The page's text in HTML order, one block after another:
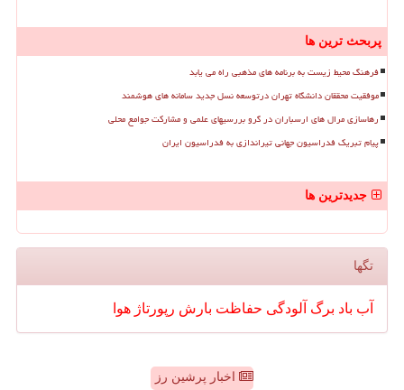
پربحث ترین ها
فرهنگ محیط زیست به برنامه های مذهبی راه می یابد
موفقیت محققان دانشگاه تهران درتوسعه نسل جدید سامانه های هوشمند
رهاسازی مرال های ارسباران در گرو بررسیهای علمی و مشارکت جوامع محلی
پیام تبریک فدراسیون جهانی تیراندازی به فدراسیون ایران
جدیدترین ها
تگها
آب باد برگ آلودگی حفاظت بارش رپورتاژ هوا
اخبار پرشین رز